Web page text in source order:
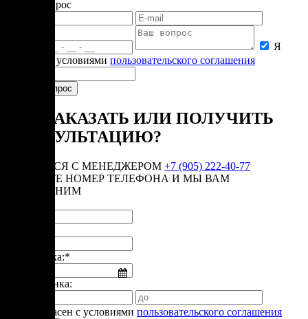
Задать вопрос
Я
согласен с условиями пользовательского соглашения
КАК ЗАКАЗАТЬ ИЛИ ПОЛУЧИТЬ
КОНСУЛЬТАЦИЮ?
СВЯЗАТЬСЯ С МЕНЕДЖЕРОМ +7 (905) 222-40-77
ОСТАВЬТЕ НОМЕР ТЕЛЕФОНА И МЫ ВАМ
ПЕРЕЗВОНИМ
Дата звонка:*
Время звонка:
Я согласен с условиями пользовательского соглашения